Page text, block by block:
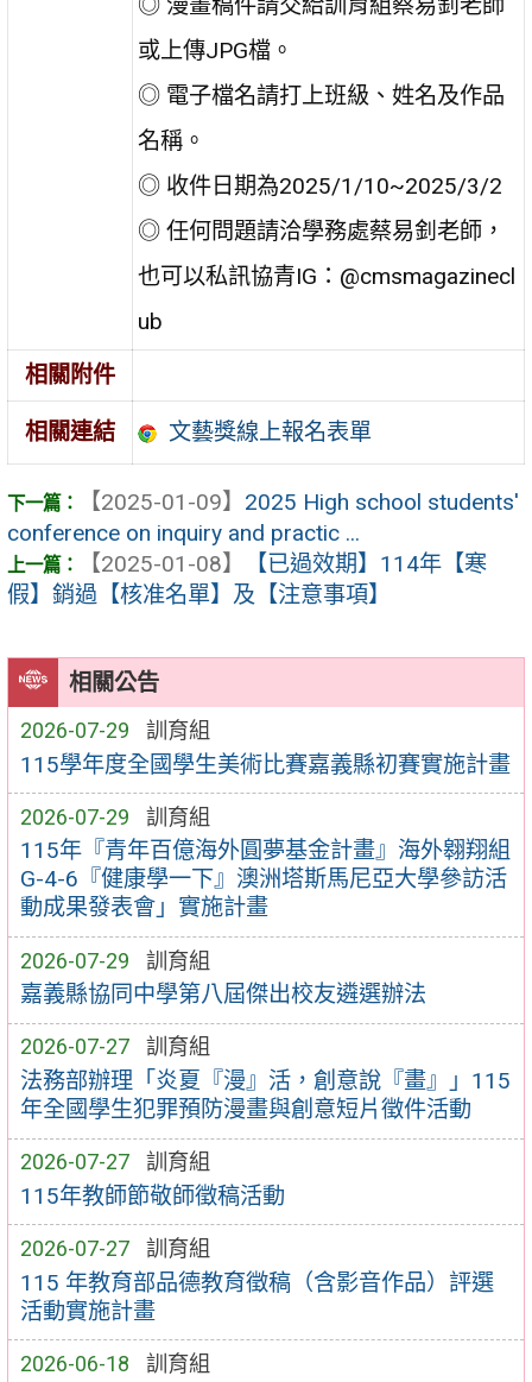
相關公告
2026-07-29 訓育組
115學年度全國學生美術比賽嘉義縣初賽實施計畫
2026-07-29 訓育組
115年『青年百億海外圓夢基金計畫』海外翱翔組
G-4-6『健康學一下』澳洲塔斯馬尼亞大學參訪活
動成果發表會」實施計畫
2026-07-29 訓育組
嘉義縣協同中學第八屆傑出校友遴選辦法
2026-07-27 訓育組
法務部辦理「炎夏『漫』活，創意說『畫』」115
年全國學生犯罪預防漫畫與創意短片徵件活動
2026-07-27 訓育組
115年教師節敬師徵稿活動
2026-07-27 訓育組
115 年教育部品德教育徵稿（含影音作品）評選
活動實施計畫
2026-06-18 訓育組
◎ 漫畫稿件請交給訓育組蔡易釗老師
或上傳JPG檔。
◎ 電子檔名請打上班級、姓名及作品
名稱。
◎ 收件日期為2025/1/10~2025/3/2
◎ 任何問題請洽學務處蔡易釗老師，
也可以私訊協青IG：@cmsmagazinecl
ub
相關附件
相關連結 文藝獎線上報名表單
【2025-01-09】 2025 High school students'
conference on inquiry and practic ...
【2025-01-08】
【已過效期】114年【寒
假】銷過【核准名單】及【注意事項】